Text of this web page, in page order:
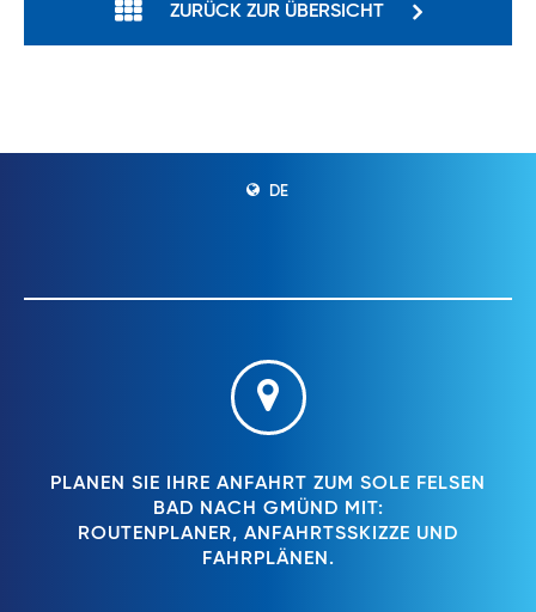
ZURÜCK ZUR ÜBERSICHT
DE
PLANEN SIE IHRE ANFAHRT ZUM SOLE FELSEN
BAD NACH GMÜND MIT:
ROUTENPLANER, ANFAHRTSSKIZZE UND
FAHRPLÄNEN.